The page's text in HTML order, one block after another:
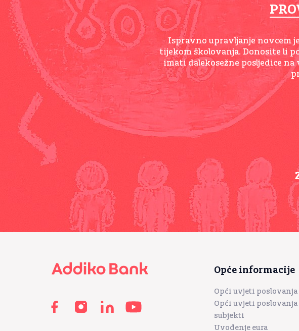
Ispravno upravljanje novcem
tijekom školovanja. Donosite li
imati dalekosežne posljedice
Opće informacije
Opći uvjeti
Opći uvjeti
subjekti
Uvođenje eura